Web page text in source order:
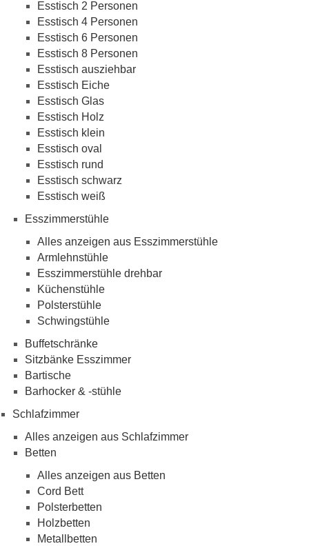
Esstisch 2 Personen
Esstisch 4 Personen
Esstisch 6 Personen
Esstisch 8 Personen
Esstisch ausziehbar
Esstisch Eiche
Esstisch Glas
Esstisch Holz
Esstisch klein
Esstisch oval
Esstisch rund
Esstisch schwarz
Esstisch weiß
Esszimmerstühle
Alles anzeigen aus Esszimmerstühle
Armlehnstühle
Esszimmerstühle drehbar
Küchenstühle
Polsterstühle
Schwingstühle
Buffetschränke
Sitzbänke Esszimmer
Bartische
Barhocker & -stühle
Schlafzimmer
Alles anzeigen aus Schlafzimmer
Betten
Alles anzeigen aus Betten
Cord Bett
Polsterbetten
Holzbetten
Metallbetten